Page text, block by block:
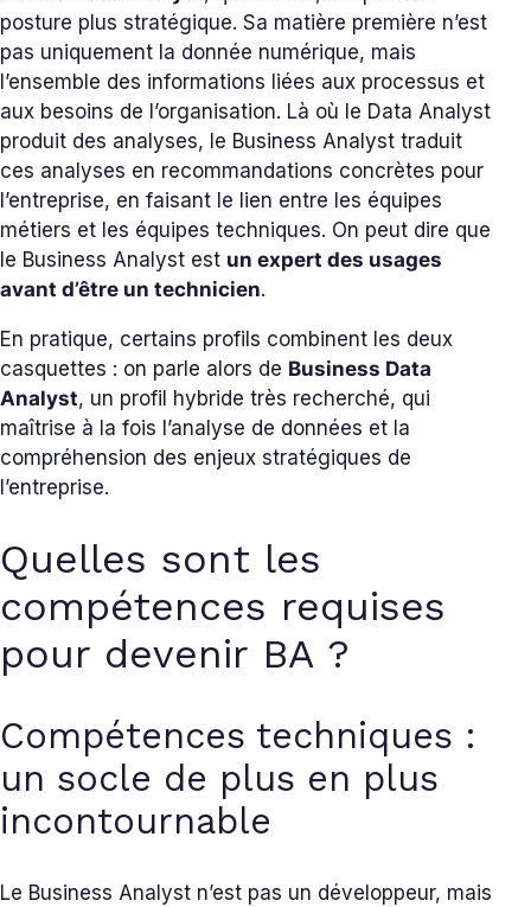
posture plus stratégique. Sa matière première n’est
pas uniquement la donnée numérique, mais
l’ensemble des informations liées aux processus et
aux besoins de l’organisation. Là où le Data Analyst
produit des analyses, le Business Analyst traduit
ces analyses en recommandations concrètes pour
l’entreprise, en faisant le lien entre les équipes
métiers et les équipes techniques. On peut dire que
le Business Analyst est un expert des usages
avant d’être un technicien.
En pratique, certains profils combinent les deux
casquettes : on parle alors de Business Data
Analyst, un profil hybride très recherché, qui
maîtrise à la fois l’analyse de données et la
compréhension des enjeux stratégiques de
l’entreprise.
Quelles sont les
compétences requises
pour devenir BA ?
Compétences techniques :
un socle de plus en plus
incontournable
Le Business Analyst n’est pas un développeur, mais